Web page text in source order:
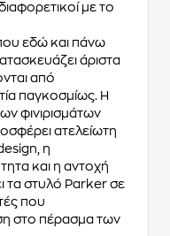
με το
εδώ και πάνω
άριστα
από
παγκοσμίως. Η
φινιρισμάτων
ατελείωτη
η
και η αντοχή
τα στυλό Parker σε
που
στο πέρασμα των